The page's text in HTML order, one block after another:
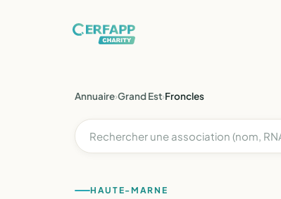
Annuaire›Grand Est›Froncles
HAUTE-MARNE